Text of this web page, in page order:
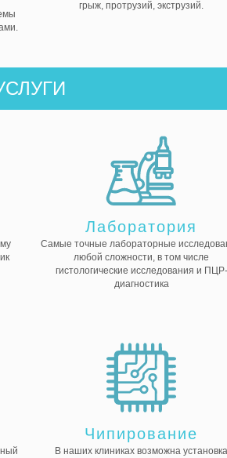
грыж, протрузий, экструзий.
Лаборатория
Самые точные лабораторные
любой сложности, в том числе
гистологические исследования и ПЦР-
диагностика
Чипирование
В наших клиниках возможна установка